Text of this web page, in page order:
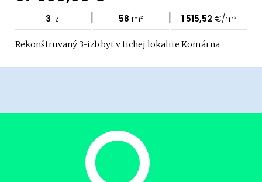
3 iz. | 58 m² | 1 515,52 €/m²
Rekonštruvaný 3-izb byt v tichej lokalite Komárna